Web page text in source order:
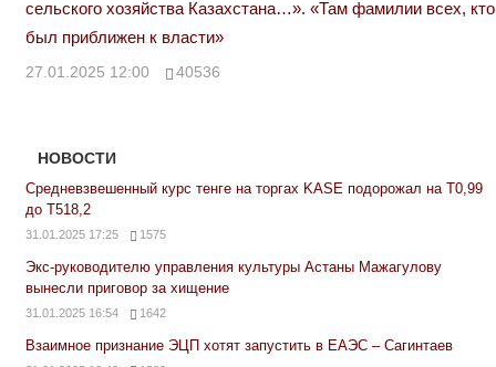
сельского хозяйства Казахстана…». «Там фамилии всех, кто
был приближен к власти»
27.01.2025 12:00 40536
НОВОСТИ
Средневзвешенный курс тенге на торгах KASE подорожал на Т0,99
до Т518,2
31.01.2025 17:25 1575
Экс-руководителю управления культуры Астаны Мажагулову
вынесли приговор за хищение
31.01.2025 16:54 1642
Взаимное признание ЭЦП хотят запустить в ЕАЭС – Сагинтаев